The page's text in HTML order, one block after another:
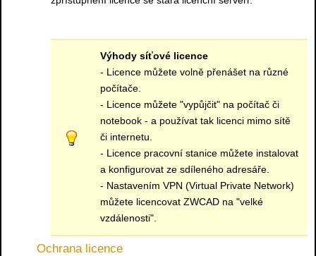
Výhody síťové licence
- Licence můžete volně přenášet na různé
počítače.
- Licence můžete "vypůjčit" na počítač či
notebook - a používat tak licenci mimo sítě
či internetu.
- Licence pracovní stanice můžete instalovat
a konfigurovat ze sdíleného adresáře.
- Nastavením VPN (Virtual Private Network)
můžete licencovat ZWCAD na "velké
vzdálenosti".
Ochrana licence